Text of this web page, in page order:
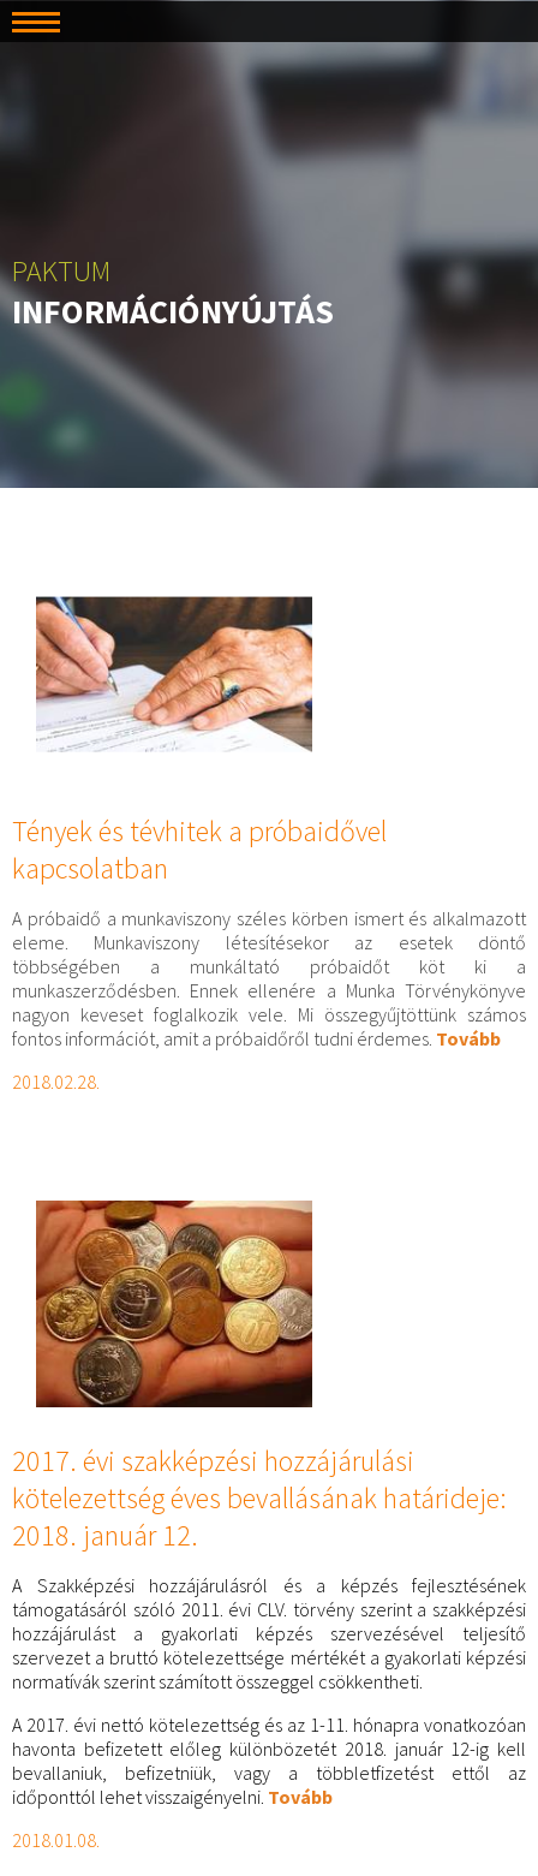
PAKTUM
INFORMÁCIÓNYÚJTÁS
Tények és tévhitek a próbaidővel
kapcsolatban
A próbaidő a munkaviszony széles körben ismert és alkalmazott
eleme. Munkaviszony létesítésekor az esetek döntő
többségében a munkáltató próbaidőt köt ki a
munkaszerződésben. Ennek ellenére a Munka Törvénykönyve
nagyon keveset foglalkozik vele. Mi összegyűjtöttünk számos
fontos információt, amit a próbaidőről tudni érdemes. Tovább
2018.02.28.
2017. évi szakképzési hozzájárulási
kötelezettség éves bevallásának határideje:
2018. január 12.
A Szakképzési hozzájárulásról és a képzés fejlesztésének
támogatásáról szóló 2011. évi CLV. törvény szerint a szakképzési
hozzájárulást a gyakorlati képzés szervezésével teljesítő
szervezet a bruttó kötelezettsége mértékét a gyakorlati képzési
normatívák szerint számított összeggel csökkentheti.
A 2017. évi nettó kötelezettség és az 1-11. hónapra vonatkozóan
havonta befizetett előleg különbözetét 2018. január 12-ig kell
bevallaniuk, befizetniük, vagy a többletfizetést ettől az
időponttól lehet visszaigényelni. Tovább
2018.01.08.